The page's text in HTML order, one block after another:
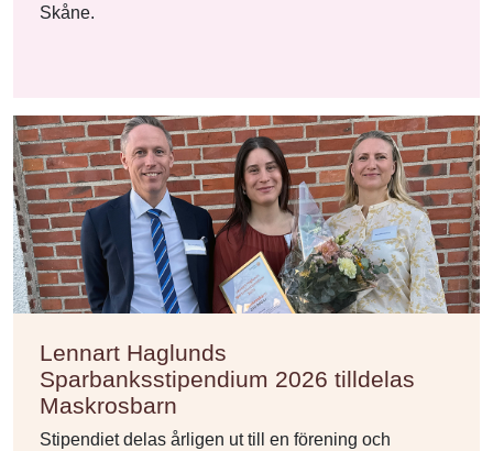
Skåne.
Lennart Haglunds
Sparbanksstipendium 2026 tilldelas
Maskrosbarn
Stipendiet delas årligen ut till en förening och